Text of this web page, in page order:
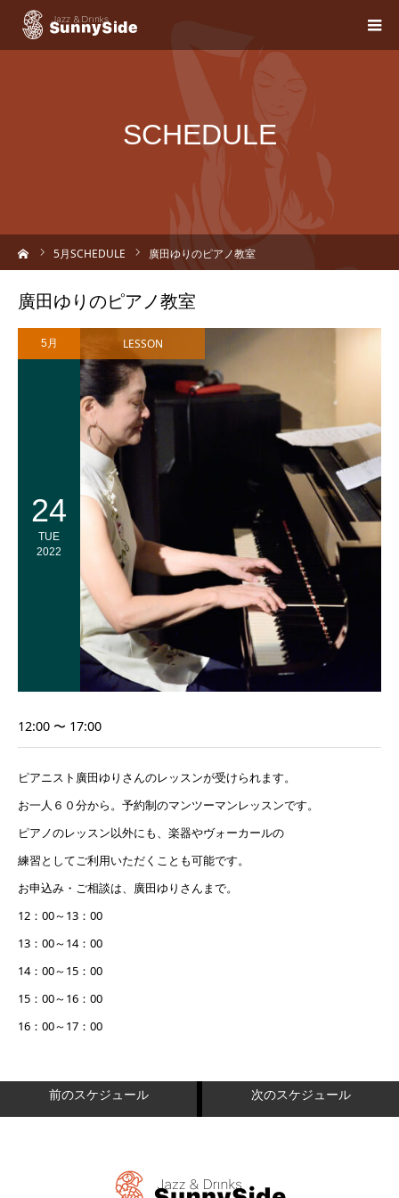
SCHEDULE
5月SCHEDULE 廣田ゆりのピアノ教室
廣田ゆりのピアノ教室
5月
24
TUE
2022
LESSON
12:00 〜 17:00
ピアニスト廣田ゆりさんのレッスンが受けられます。
お一人６０分から。予約制のマンツーマンレッスンです。
ピアノのレッスン以外にも、楽器やヴォーカールの
練習としてご利用いただくことも可能です。
お申込み・ご相談は、廣田ゆりさんまで。
12：00～13：00
13：00～14：00
14：00～15：00
15：00～16：00
16：00～17：00
前のスケジュール 次のスケジュール